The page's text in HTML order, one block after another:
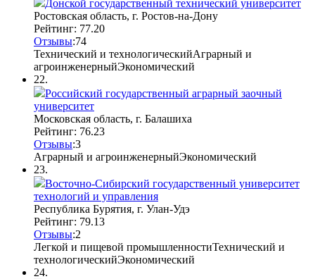
Донской государственный технический университет
Ростовская область, г. Ростов-на-Дону
Рейтинг: 77.20
Отзывы:74
Технический и технологическийАграрный и
агроинженерныйЭкономический
22.
Российский государственный аграрный заочный
университет
Московская область, г. Балашиха
Рейтинг: 76.23
Отзывы:3
Аграрный и агроинженерныйЭкономический
23.
Восточно-Сибирский государственный университет
технологий и управления
Республика Бурятия, г. Улан-Удэ
Рейтинг: 79.13
Отзывы:2
Легкой и пищевой промышленностиТехнический и
технологическийЭкономический
24.